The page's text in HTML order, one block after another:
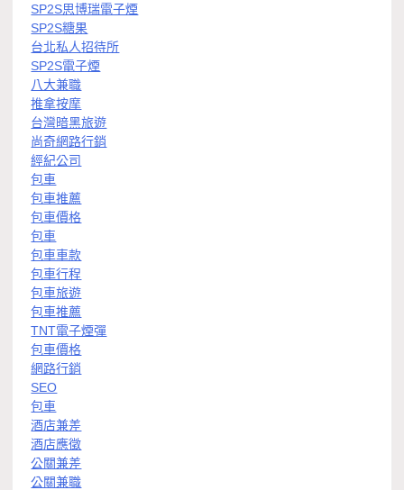
SP2S思博瑞電子煙
SP2S糖果
台北私人招待所
SP2S電子煙
八大兼職
推拿按摩
台灣暗黑旅遊
尚奇網路行銷
經紀公司
包車
包車推薦
包車價格
包車
包車車款
包車行程
包車旅遊
包車推薦
TNT電子煙彈
包車價格
網路行銷
SEO
包車
酒店兼差
酒店應徵
公關兼差
公關兼職